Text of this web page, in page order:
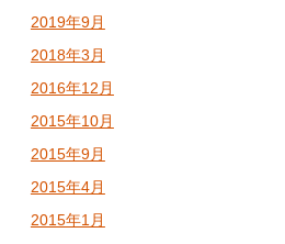
2019年9月
2018年3月
2016年12月
2015年10月
2015年9月
2015年4月
2015年1月